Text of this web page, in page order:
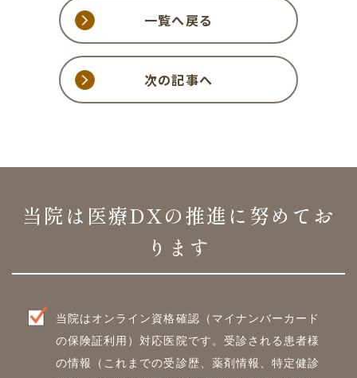
一覧へ戻る
次の記事へ
当院は医療DXの推進に努めてお
ります
当院はオンライン資格確認（マイナンバーカード
の保険証利用）対応医院です。 受診される患者様
の情報（これまでの受診歴、薬剤情報、特定健診